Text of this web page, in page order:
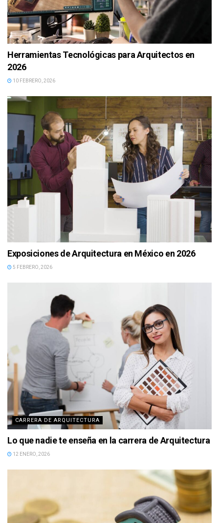
Herramientas Tecnológicas para Arquitectos en
2026
10 FEBRERO, 2026
Exposiciones de Arquitectura en México en 2026
5 FEBRERO, 2026
CARRERA DE ARQUITECTURA
Lo que nadie te enseña en la carrera de Arquitectura
12 ENERO, 2026